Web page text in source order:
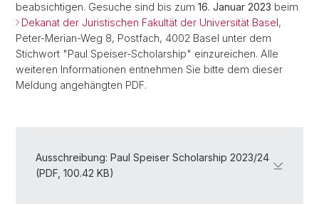
beabsichtigen. Gesuche sind bis zum 16. Januar 2023 beim
Dekanat der Juristischen Fakultät der Universität Basel,
Peter-Merian-Weg 8, Postfach, 4002 Basel unter dem
Stichwort "Paul Speiser-Scholarship" einzureichen. Alle
weiteren Informationen entnehmen Sie bitte dem dieser
Meldung angehängten PDF.
Ausschreibung: Paul Speiser Scholarship 2023/24
(PDF, 100.42 KB)